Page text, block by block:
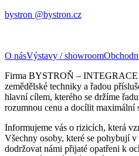
bystron @bystron.cz
O násVýstavy / showroom
Firma BYSTROŇ – INTEGRACE
zemědělské techniky a řadou
hlavní cílem, kterého se držíme
rozumnou cenu a docílit maximální
Informujeme vás o rizicích, která
Všechny osoby, které se pohybují
dodržovat námi přijaté opatřeni k